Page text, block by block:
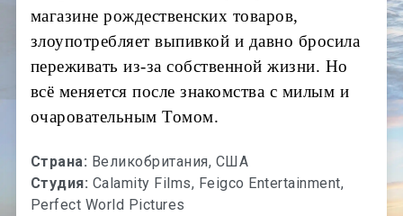
магазине рождественских товаров,
злоупотребляет выпивкой и давно бросила
переживать из-за собственной жизни. Но
всё меняется после знакомства с милым и
очаровательным Томом.
Страна: Великобритания, США
Студия: Calamity Films, Feigco Entertainment,
Perfect World Pictures